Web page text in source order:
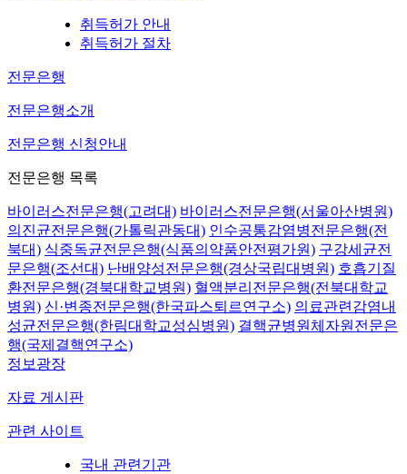
취득허가 안내
취득허가 절차
전문은행
전문은행소개
전문은행 신청안내
전문은행 목록
바이러스전문은행(고려대) 바이러스전문은행(서울아산병원)
의진균전문은행(가톨릭관동대) 인수공통감염병전문은행(전
북대) 식중독균전문은행(식품의약품안전평가원) 구강세균전
문은행(조선대) 난배양성전문은행(경상국립대병원) 호흡기질
환전문은행(경북대학교병원) 혈액분리전문은행(전북대학교
병원) 신·변종전문은행(한국파스퇴르연구소) 의료관련감염내
성균전문은행(한림대학교성심병원) 결핵균병원체자원전문은
행(국제결핵연구소)
정보광장
자료 게시판
관련 사이트
국내 관련기관